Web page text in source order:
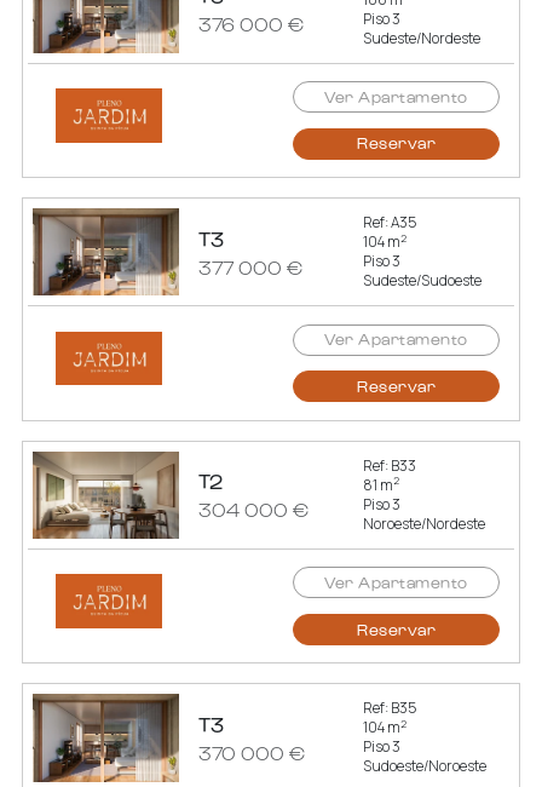
376 000 €
Piso 3
Sudeste/Nordeste
Ver Apartamento
Reservar
T3
377 000 €
Ref: A35
104 m2
Piso 3
Sudeste/Sudoeste
Ver Apartamento
Reservar
T2
304 000 €
Ref: B33
81 m2
Piso 3
Noroeste/Nordeste
Ver Apartamento
Reservar
T3
370 000 €
Ref: B35
104 m2
Piso 3
Sudoeste/Noroeste